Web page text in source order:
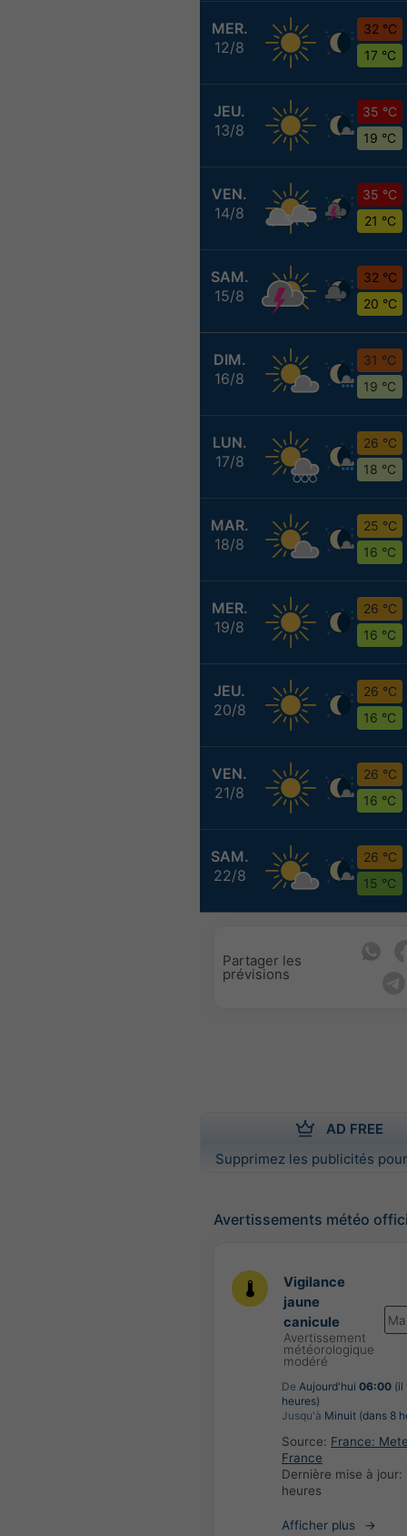
MER.
12/8
32 °C
17 °C
JEU.
13/8
35 °C
19 °C
VEN.
14/8
35 °C
21 °C
SAM.
15/8
32 °C
20 °C
DIM.
16/8
31 °C
19 °C
LUN.
17/8
26 °C
18 °C
MAR.
18/8
25 °C
16 °C
MER.
19/8
26 °C
16 °C
JEU.
20/8
26 °C
16 °C
VEN.
21/8
26 °C
16 °C
SAM.
22/8
26 °C
15 °C
Partager les
prévisions
AD FREE
Supprimez les publicités
Avertissements météo
Vigilance
jaune
canicule
Avertissement
météorologique
modéré
De Aujourd'hui 06:00 (il
heures)
Jusqu'à Minuit (dans 8
Source: France:
France
Dernière mise à jour:
heures
Afficher plus